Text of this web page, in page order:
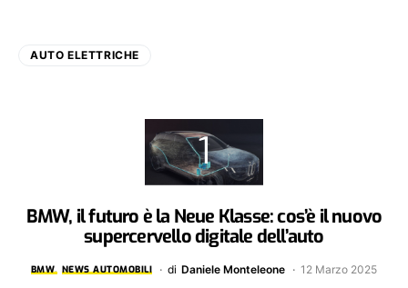
AUTO ELETTRICHE
BMW, il futuro è la Neue Klasse: cos’è il nuovo
supercervello digitale dell’auto
BMW NEWS AUTOMOBILI di Daniele Monteleone 12 Marzo 2025